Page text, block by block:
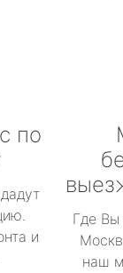
по
и
Где Вы
наш